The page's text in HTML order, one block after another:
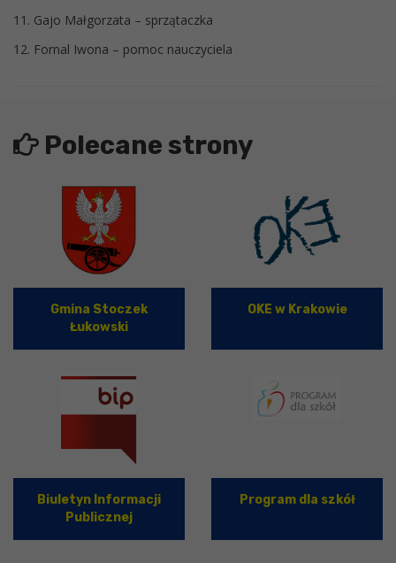
11. Gajo Małgorzata – sprzątaczka
12. Fornal Iwona – pomoc nauczyciela
Polecane strony
Gmina Stoczek
Łukowski
OKE w Krakowie
Biuletyn Informacji
Publicznej
Program dla szkół